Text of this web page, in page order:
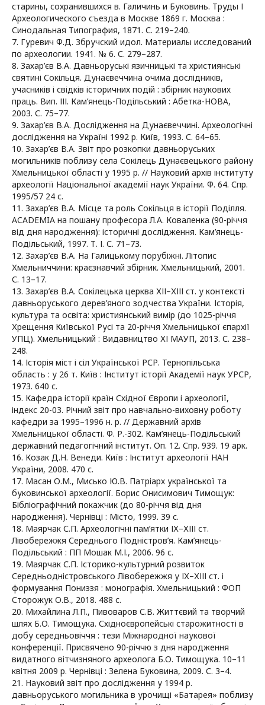
старины, сохранившихся в. Галичинь и Буковинь. Труды І
Археологического съезда в Москве 1869 г. Москва :
Синодальная Типография, 1871. С. 219–240.
7. Гуревич Ф.Д. Збручский идол. Материалы исследований
по археологии. 1941. № 6. С. 279–287.
8. Захар’єв В.А. Давньоруські язичницькі та християнські
святині Сокільця. Дунаєвеччина очима дослідників,
учасників і свідків історичних подій : збірник наукових
праць. Вип. ІІІ. Кам’янець-Подільський : Абетка-НОВА,
2003. С. 75–77.
9. Захар’єв В.А. Дослідження на Дунаєвеччині. Археологічні
дослідження на Україні 1992 р. Київ, 1993. С. 64–65.
10. Захар’єв В.А. Звіт про розкопки давньоруських
могильників поблизу села Сокілець Дунаєвецького району
Хмельницької області у 1995 р. // Науковий архів інституту
археології Національної академії наук України. Ф. 64. Спр.
1995/57 24 с.
11. Захар’єв В.А. Місце та роль Сокільця в історії Поділля.
ACADEMIA на пошану професора Л.А. Коваленка (90-річчя
від дня народження): історичні дослідження. Кам’янець-
Подільський, 1997. Т. І. С. 71–73.
12. Захар’єв В.А. На Галицькому порубіжні. Літопис
Хмельниччини: краєзнавчий збірник. Хмельницький, 2001.
С. 13–17.
13. Захар’єв В.А. Сокілецька церква ХІІ–ХІІІ ст. у контексті
давньоруського дерев’яного зодчества України. Історія,
культура та освіта: християнський вимір (до 1025-річчя
Хрещення Київської Русі та 20-річчя Хмельницької єпархії
УПЦ). Хмельницький : Видавництво ХІ МАУП, 2013. С. 238–
248.
14. Історія міст і сіл Української РСР. Тернопільська
область : у 26 т. Київ : Інститут історії Академії наук УРСР,
1973. 640 с.
15. Кафедра історії країн Східної Європи і археології,
індекс 20-03. Річний звіт про навчально-виховну роботу
кафедри за 1995–1996 н. р. // Державний архів
Хмельницької області. Ф. Р.-302. Кам’янець-Подільський
державний педагогічний інститут. Оп. 12. Спр. 939. 19 арк.
16. Козак Д.Н. Венеди. Київ : Інститут археології НАН
України, 2008. 470 с.
17. Масан О.М., Мисько Ю.В. Патріарх української та
буковинської археології. Борис Онисимович Тимощук:
Бібліографічний покажчик (до 80-річчя від дня
народження). Чернівці : Місто, 1999. 39 с.
18. Маярчак С.П. Археологічні пам’ятки ІХ–ХІІІ ст.
Лівобережжя Середнього Подністров’я. Кам’янець-
Подільський : ПП Мошак М.І., 2006. 96 с.
19. Маярчак С.П. Історико-культурний розвиток
Середньодністровського Лівобережжя у ІХ–ХІІІ ст. і
формування Пониззя : монографія. Хмельницький : ФОП
Сторожук О.В., 2018. 488 с.
20. Михайлина Л.П., Пивоваров С.В. Життєвий та творчий
шлях Б.О. Тимощука. Східноєвропейські старожитності в
добу середньовіччя : тези Міжнародної наукової
конференції. Присвячено 90-річчю з дня народження
видатного вітчизняного археолога Б.О. Тимощука. 10–11
квітня 2009 р. Чернівці : Зелена Буковина, 2009. С. 3–4.
21. Науковий звіт про дослідження у 1994 р.
давньоруського могильника в урочищі «Батарея» поблизу